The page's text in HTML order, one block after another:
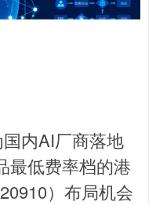
内AI厂商落地
最低费率档的港
）布局机会